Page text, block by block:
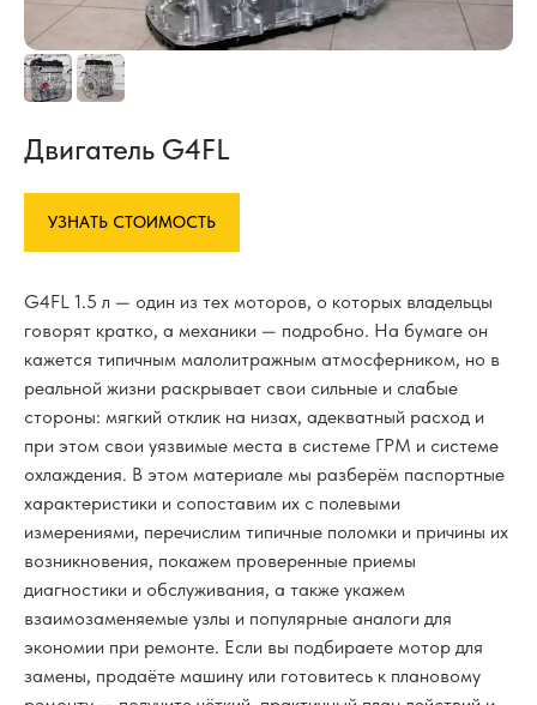
Двигатель G4FL
УЗНАТЬ СТОИМОСТЬ
G4FL 1.5 л — один из тех моторов, о которых владельцы
говорят кратко, а механики — подробно. На бумаге он
кажется типичным малолитражным атмосферником, но в
реальной жизни раскрывает свои сильные и слабые
стороны: мягкий отклик на низах, адекватный расход и
при этом свои уязвимые места в системе ГРМ и системе
охлаждения. В этом материале мы разберём паспортные
характеристики и сопоставим их с полевыми
измерениями, перечислим типичные поломки и причины их
возникновения, покажем проверенные приемы
диагностики и обслуживания, а также укажем
взаимозаменяемые узлы и популярные аналоги для
экономии при ремонте. Если вы подбираете мотор для
замены, продаёте машину или готовитесь к плановому